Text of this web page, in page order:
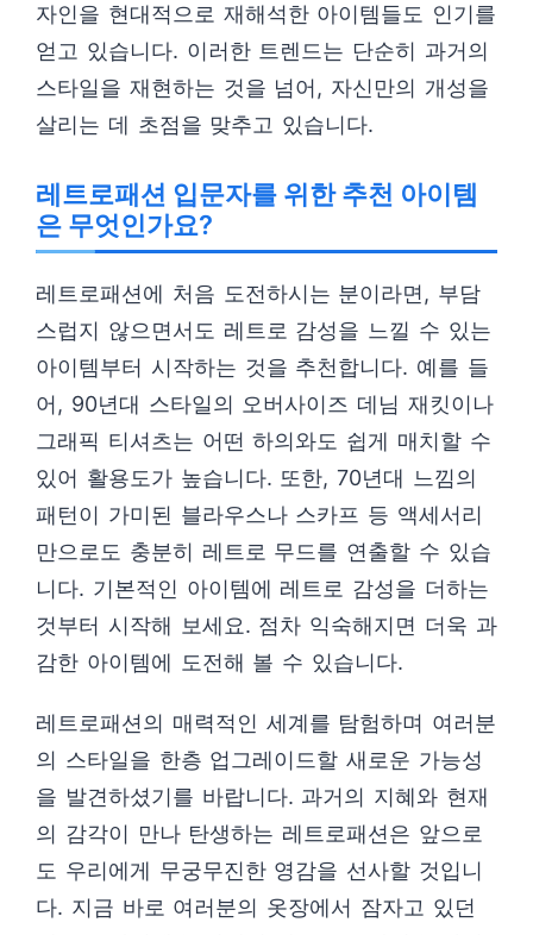
자인을 현대적으로 재해석한 아이템들도 인기를
얻고 있습니다. 이러한 트렌드는 단순히 과거의
스타일을 재현하는 것을 넘어, 자신만의 개성을
살리는 데 초점을 맞추고 있습니다.
레트로패션 입문자를 위한 추천 아이템
은 무엇인가요?
레트로패션에 처음 도전하시는 분이라면, 부담
스럽지 않으면서도 레트로 감성을 느낄 수 있는
아이템부터 시작하는 것을 추천합니다. 예를 들
어, 90년대 스타일의 오버사이즈 데님 재킷이나
그래픽 티셔츠는 어떤 하의와도 쉽게 매치할 수
있어 활용도가 높습니다. 또한, 70년대 느낌의
패턴이 가미된 블라우스나 스카프 등 액세서리
만으로도 충분히 레트로 무드를 연출할 수 있습
니다. 기본적인 아이템에 레트로 감성을 더하는
것부터 시작해 보세요. 점차 익숙해지면 더욱 과
감한 아이템에 도전해 볼 수 있습니다.
레트로패션의 매력적인 세계를 탐험하며 여러분
의 스타일을 한층 업그레이드할 새로운 가능성
을 발견하셨기를 바랍니다. 과거의 지혜와 현재
의 감각이 만나 탄생하는 레트로패션은 앞으로
도 우리에게 무궁무진한 영감을 선사할 것입니
다. 지금 바로 여러분의 옷장에서 잠자고 있던